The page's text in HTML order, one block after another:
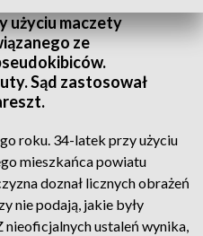
użyciu maczety
ze
Sąd zastosował
roku. 34-latek przy użyciu
mieszkańca powiatu
doznał licznych obrażeń
nie podają, jakie były
nieoficjalnych ustaleń wynika,